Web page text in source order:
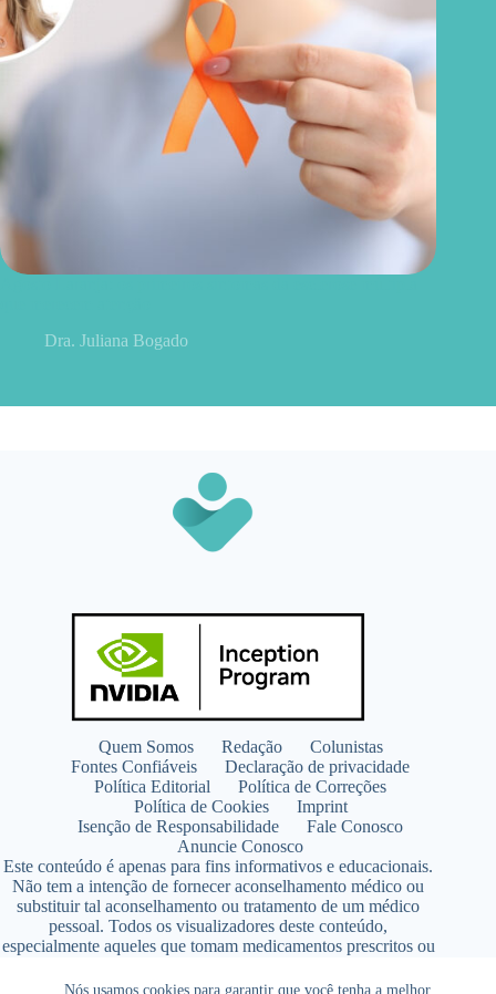
Nós usamos cookies para garantir que você tenha a melhor
Dra. Juliana Bogado
Quem Somos Redação
Colunistas
Fontes Confiáveis
Declaração de privacidade
Política Editorial
Política de Correções
Política de Cookies
Imprint
Isenção de Responsabilidade
Fale Conosco
Anuncie Conosco
Este conteúdo é apenas para fins informativos e educacionais.
Não tem a intenção de fornecer aconselhamento médico ou
substituir tal aconselhamento ou tratamento de um médico
pessoal. Todos os visualizadores deste conteúdo,
especialmente aqueles que tomam medicamentos prescritos ou
qualquer programa de nutrição, suplementação ou estilo de